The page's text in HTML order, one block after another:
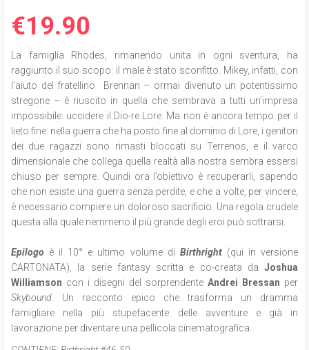
€19.90
La famiglia Rhodes, rimanendo unita in ogni sventura, ha
raggiunto il suo scopo: il male è stato sconfitto. Mikey, infatti, con
l’aiuto del fratellino Brennan – ormai divenuto un potentissimo
stregone – è riuscito in quella che sembrava a tutti un’impresa
impossibile: uccidere il Dio-re Lore. Ma non è ancora tempo per il
lieto fine: nella guerra che ha posto fine al dominio di Lore, i genitori
dei due ragazzi sono rimasti bloccati su Terrenos, e il varco
dimensionale che collega quella realtà alla nostra sembra essersi
chiuso per sempre. Quindi ora l’obiettivo è recuperarli, sapendo
che non esiste una guerra senza perdite, e che a volte, per vincere,
è necessario compiere un doloroso sacrificio. Una regola crudele
questa alla quale nemmeno il più grande degli eroi può sottrarsi.
Epilogo è il 10° e ultimo volume di Birthright (qui in versione
CARTONATA), la serie fantasy scritta e co-creata da Joshua
Williamson con i disegni del sorprendente Andrei Bressan per
Skybound . Un racconto epico che trasforma un dramma
famigliare nella più stupefacente delle avventure e già in
lavorazione per diventare una pellicola cinematografica.